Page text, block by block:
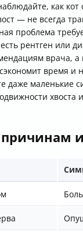
как кот
— не всегда
проблема
рентген или
врача,
время и
даже маленькие
хвоста
причинам